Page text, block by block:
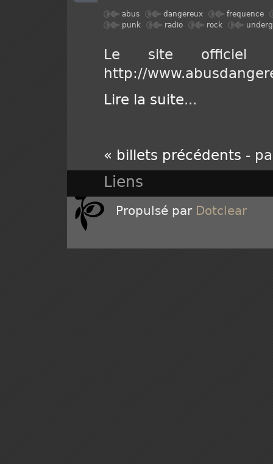
abus dangereux
frequence
punk
radio rock
Le site officiel
http://
Lire la suite...
« billets précédents -
Liens
Propulsé par Dotclear